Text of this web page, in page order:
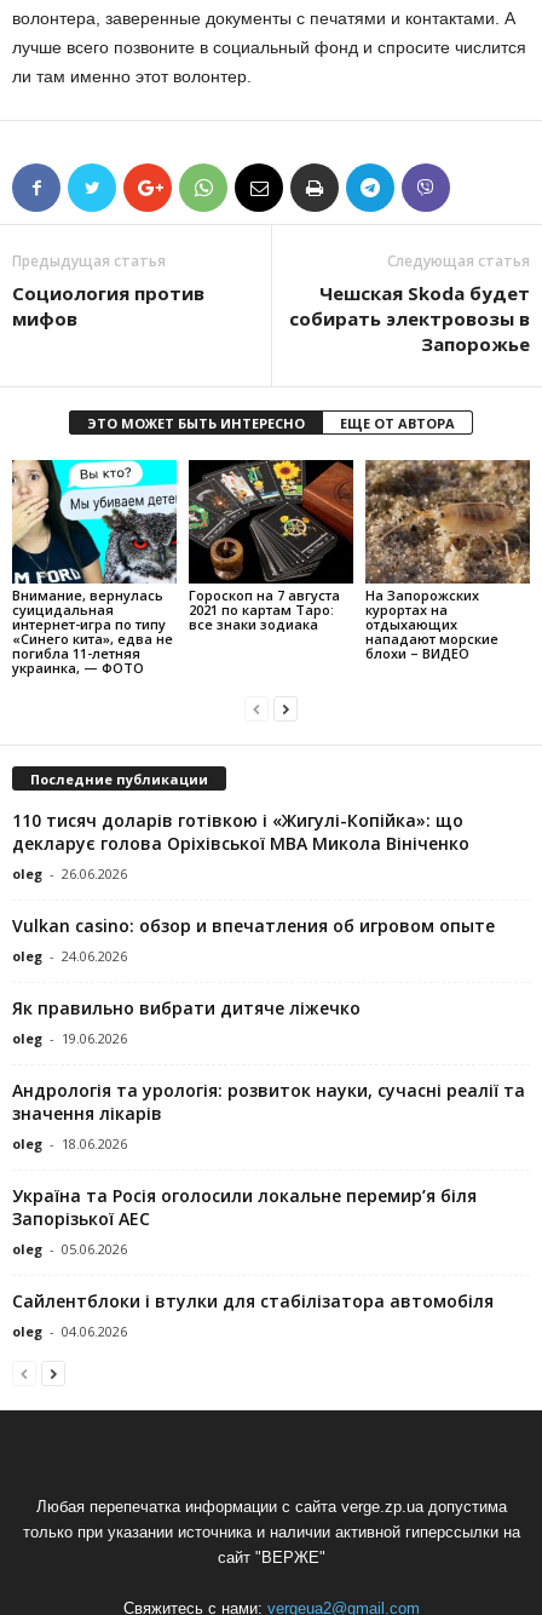
волонтера, заверенные документы с печатями и контактами. А
лучше всего позвоните в социальный фонд и спросите числится
ли там именно этот волонтер.
Предыдущая статья
Социология против
мифов
Следующая статья
Чешская Skoda будет
собирать электровозы в
Запорожье
ЭТО МОЖЕТ БЫТЬ ИНТЕРЕСНО ЕЩЕ ОТ АВТОРА
Внимание, вернулась
суицидальная
интернет-игра по типу
«Синего кита», едва не
погибла 11-летняя
украинка, — ФОТО
Гороскоп на 7 августа
2021 по картам Таро:
все знаки зодиака
На Запорожских
курортах на
отдыхающих
нападают морские
блохи – ВИДЕО
Последние публикации
110 тисяч доларів готівкою і «Жигулі-Копійка»: що
декларує голова Оріхівської МВА Микола Вініченко
oleg - 26.06.2026
Vulkan casino: обзор и впечатления об игровом опыте
oleg - 24.06.2026
Як правильно вибрати дитяче ліжечко
oleg - 19.06.2026
Андрологія та урологія: розвиток науки, сучасні реалії та
значення лікарів
oleg - 18.06.2026
Україна та Росія оголосили локальне перемир’я біля
Запорізької АЕС
oleg - 05.06.2026
Сайлентблоки і втулки для стабілізатора автомобіля
oleg - 04.06.2026
Любая перепечатка информации с сайта verge.zp.ua допустима
только при указании источника и наличии активной гиперссылки на
сайт "ВЕРЖЕ"
Свяжитесь с нами: vergeua2@gmail.com